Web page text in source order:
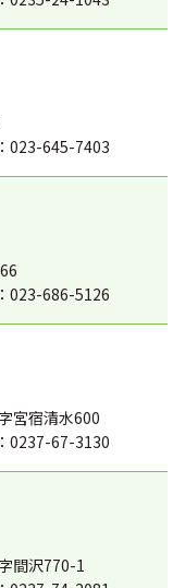
023-645-7403
023-686-5126
宮宿清水600
0237-67-3130
間沢770-1